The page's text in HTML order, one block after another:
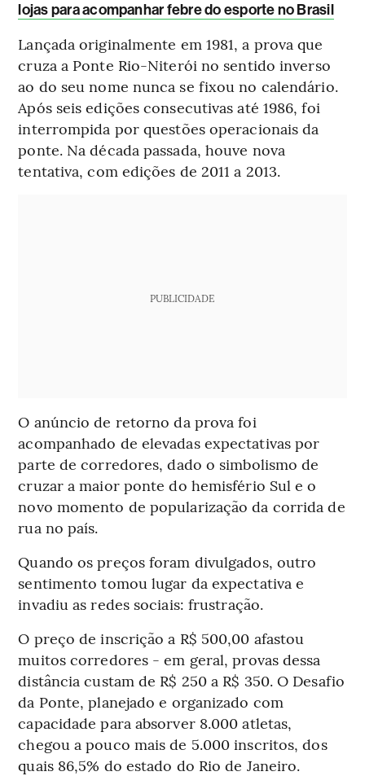
lojas para acompanhar febre do esporte no Brasil
Lançada originalmente em 1981, a prova que
cruza a Ponte Rio-Niterói no sentido inverso
ao do seu nome nunca se fixou no calendário.
Após seis edições consecutivas até 1986, foi
interrompida por questões operacionais da
ponte. Na década passada, houve nova
tentativa, com edições de 2011 a 2013.
PUBLICIDADE
O anúncio de retorno da prova foi
acompanhado de elevadas expectativas por
parte de corredores, dado o simbolismo de
cruzar a maior ponte do hemisfério Sul e o
novo momento de popularização da corrida de
rua no país.
Quando os preços foram divulgados, outro
sentimento tomou lugar da expectativa e
invadiu as redes sociais: frustração.
O preço de inscrição a R$ 500,00 afastou
muitos corredores - em geral, provas dessa
distância custam de R$ 250 a R$ 350. O Desafio
da Ponte, planejado e organizado com
capacidade para absorver 8.000 atletas,
chegou a pouco mais de 5.000 inscritos, dos
quais 86,5% do estado do Rio de Janeiro.